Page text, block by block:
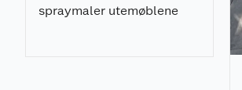
spraymaler utemøblene